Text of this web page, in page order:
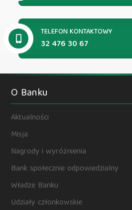
TELEFON KONTAKTOWY
32 476 30 67
O Banku
Aktualności
Misja
Nagrody i wyróżnienia
Bank społecznie odpowiedzialny
Władze Banku
Udziały członkowskie